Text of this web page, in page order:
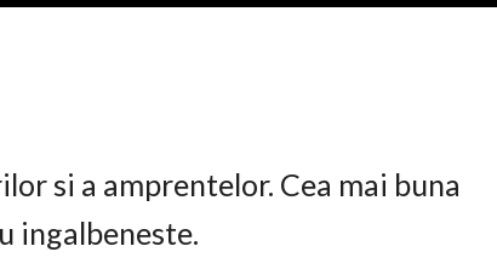
si a amprentelor. Cea mai buna
ingalbeneste.